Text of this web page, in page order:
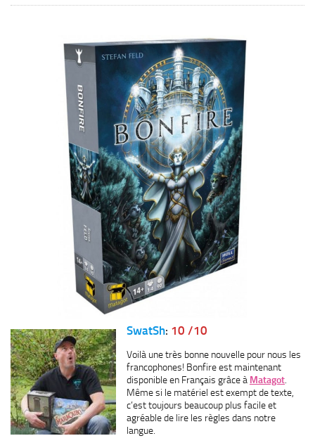
SwatSh: 10 /10
Voilà une très bonne nouvelle pour nous les
francophones! Bonfire est maintenant
disponible en Français grâce à Matagot.
Même si le matériel est exempt de texte,
c’est toujours beaucoup plus facile et
agréable de lire les règles dans notre
langue.